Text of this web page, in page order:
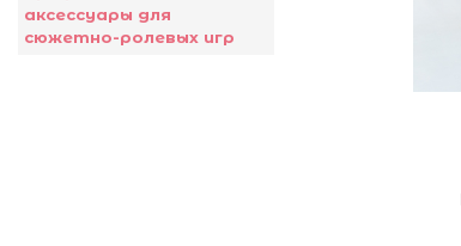
аксессуары для
сюжетно-ролевых игр